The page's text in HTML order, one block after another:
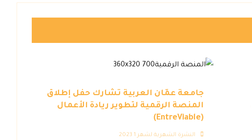
جامعة عمّان العربية تشارك حفل إطلاق
المنصة الرقمية لتطوير ريادة الأعمال
(EntreViable)
النشرة الشهرية لشهر 1 2023